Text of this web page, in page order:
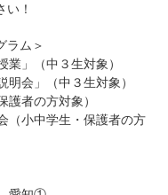
！
ラム＞
」（中３生対象）
会」（中３生対象）
者の方対象）
小中学生・保護者の方